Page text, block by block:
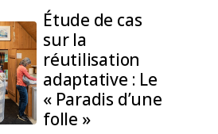
Étude de cas
sur la
réutilisation
adaptative : Le
« Paradis d’une
folle »